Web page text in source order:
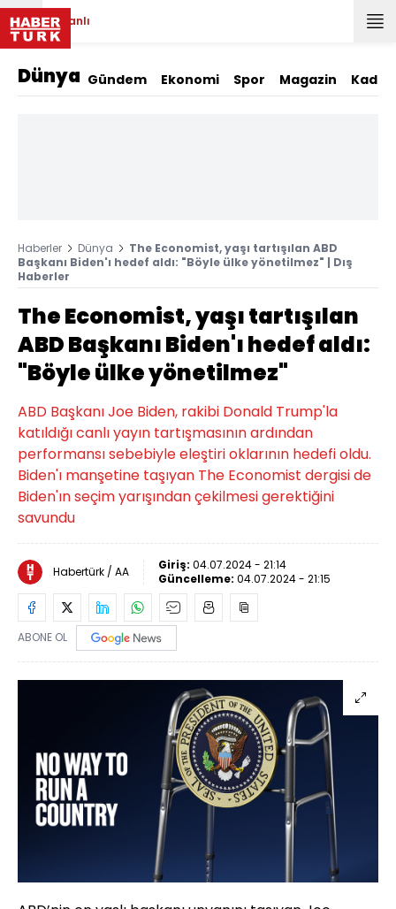
Canlı
Dünya Gündem Ekonomi Spor Magazin Kadın
Haberler Dünya
The Economist, yaşı tartışılan ABD
Başkanı Biden'ı hedef aldı: "Böyle ülke yönetilmez" | Dış
Haberler
The Economist, yaşı tartışılan
ABD Başkanı Biden'ı hedef aldı:
"Böyle ülke yönetilmez"
ABD Başkanı Joe Biden, rakibi Donald Trump'la
katıldığı canlı yayın tartışmasının ardından
performansı sebebiyle eleştiri oklarının hedefi oldu.
Biden'ı manşetine taşıyan The Economist dergisi de
Biden'ın seçim yarışından çekilmesi gerektiğini
savundu
Habertürk / AA Giriş: 04.07.2024 - 21:14
Güncelleme: 04.07.2024 - 21:15
ABONE OL